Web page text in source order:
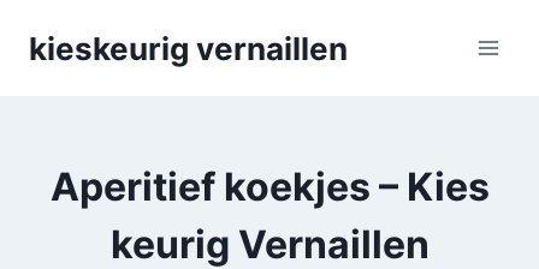
kieskeurig vernaillen
Aperitief koekjes – Kies
keurig Vernaillen